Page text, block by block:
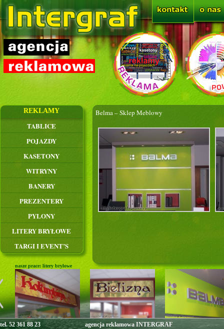
REKLAMY
TABLICE
POJAZDY
KASETONY
WITRYNY
BANERY
PREZENTERY
PYLONY
LITERY BRYŁOWE
TARGI I EVENT’S
Belma – Sklep Meblowy
nasze prace: litery bryłowe
tel. 52 361 88 23
agencja reklamowa INTERGRAF